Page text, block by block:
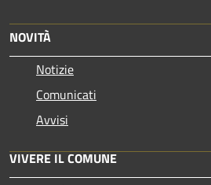
NOVITÀ
Notizie
Comunicati
Avvisi
VIVERE IL COMUNE